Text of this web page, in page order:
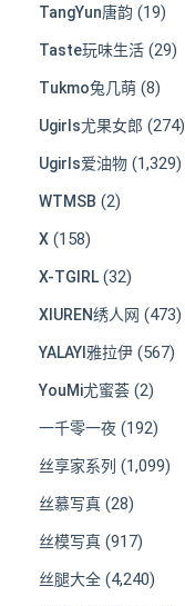
TangYun唐韵 (19)
Taste玩味生活 (29)
Tukmo兔几萌 (8)
Ugirls尤果女郎 (274)
Ugirls爱油物 (1,329)
WTMSB (2)
X (158)
X-TGIRL(32)
XIUREN绣人网 (473)
YALAYI雅拉伊 (567)
YouMi尤蜜荟 (2)
一千零一夜 (192)
丝享家系列 (1,099)
丝慕写真 (28)
丝模写真 (917)
丝腿大全 (4,240)